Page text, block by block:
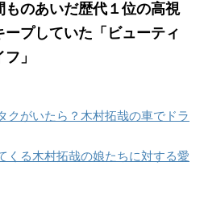
ものあいだ歴代１位の高視
ープしていた「ビューティ
」
クがいたら？木村拓哉の車でドラ
くる木村拓哉の娘たちに対する愛